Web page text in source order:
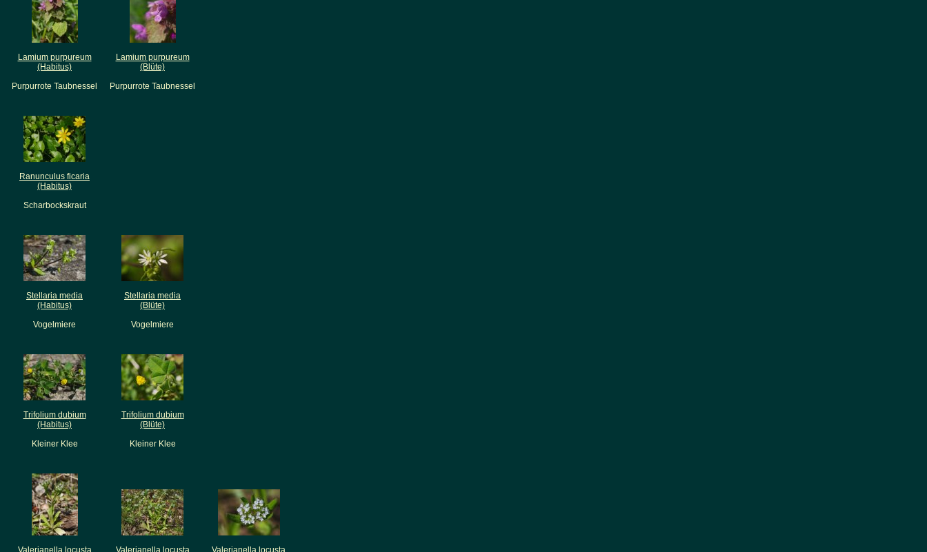
Lamium purpureum
(Habitus)
Purpurrote Taubnessel
Lamium purpureum
(Blüte)
Purpurrote Taubnessel
Ranunculus ficaria
(Habitus)
Scharbockskraut
Stellaria media
(Habitus)
Vogelmiere
Stellaria media
(Blüte)
Vogelmiere
Trifolium dubium
(Habitus)
Kleiner Klee
Trifolium dubium
(Blüte)
Kleiner Klee
Valerianella locusta Valerianella locusta Valerianella locusta